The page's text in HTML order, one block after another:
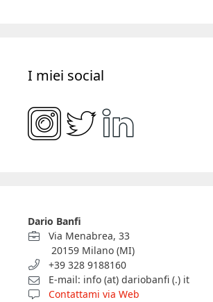
I miei social
Dario Banfi
Via Menabrea, 33
20159 Milano (MI)
+39 328 9188160
E-mail: info (at) dariobanfi (.) it
Contattami via Web